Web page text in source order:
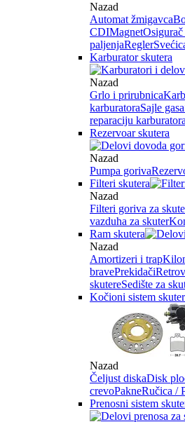
Nazad
Automat žmigavca
CDIMagnet
paljenjaRegler
Karburator skutera
Nazad
Grlo i prirubnica
karburatoraSajle gasa
reparaciju karburatora
Rezervoar skutera
Nazad
Pumpa goriva
Filteri skutera
Nazad
Filteri goriva za
vazduha za skuter
Ram skutera
Nazad
Amortizeri i trap
bravePrekidači
skutereSedište za
Kočioni sistem
Nazad
Čeljust diskaDisk
crevoPakneRučica /
Prenosni sistem